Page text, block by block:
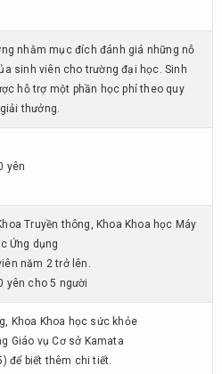
nhằm mục đích đánh giá những nỗ
sinh viên cho trường đại học. Sinh
hỗ trợ một phần học phí theo quy
thưởng.
yên
Truyền thông, Khoa Khoa học Máy
Ứng dụng
năm 2 trở lên.
yên cho 5 người
Khoa Khoa học sức khỏe
Giáo vụ Cơ sở Kamata
để biết thêm chi tiết.